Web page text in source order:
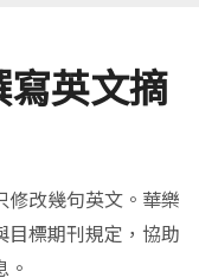
英文摘
修改幾句英文。華樂
標期刊規定，協助